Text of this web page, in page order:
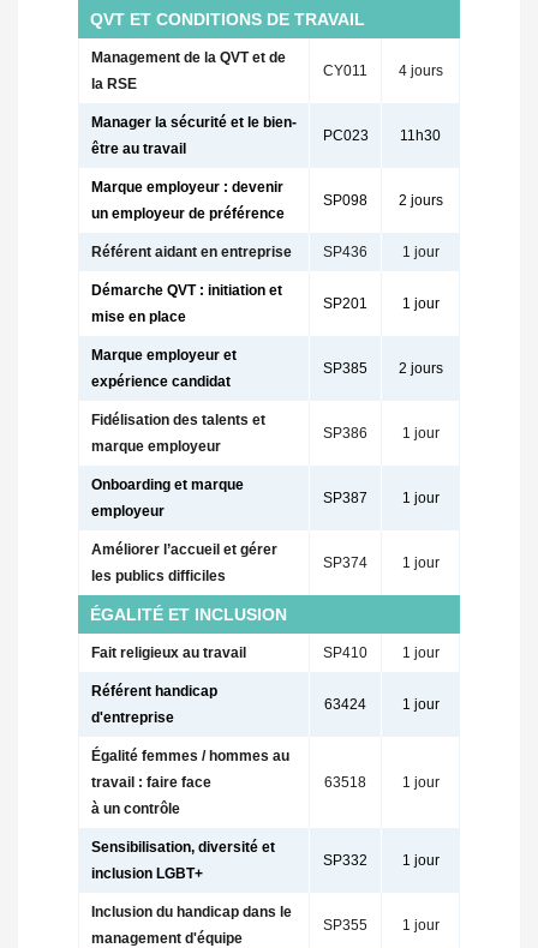
QVT ET CONDITIONS DE TRAVAIL
Management de la QVT et de
la RSE
CY011 4 jours
Manager la sécurité et le bien-
être au travail
PC023 11h30
Marque employeur : devenir
un employeur de préférence
SP098 2 jours
Référent aidant en entreprise SP436 1 jour
Démarche QVT : initiation et
mise en place
SP201 1 jour
Marque employeur et
expérience candidat
SP385 2 jours
Fidélisation des talents et
marque employeur
SP386 1 jour
Onboarding et marque
employeur
SP387 1 jour
Améliorer l’accueil et gérer
les publics difficiles
SP374 1 jour
ÉGALITÉ ET INCLUSION
Fait religieux au travail SP410 1 jour
Référent handicap
d'entreprise
63424 1 jour
Égalité femmes / hommes au
travail : faire face
à un contrôle
63518 1 jour
Sensibilisation, diversité et
inclusion LGBT+
SP332 1 jour
Inclusion du handicap dans le
management d'équipe
SP355 1 jour